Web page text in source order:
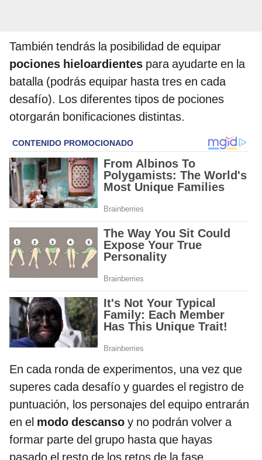
También tendrás la posibilidad de equipar
pociones hieloardientes para ayudarte en la
batalla (podrás equipar hasta tres en cada
desafío). Los diferentes tipos de pociones
otorgarán bonificaciones distintas.
En cada ronda de experimentos, una vez que
superes cada desafío y guardes el registro de
puntuación, los personajes del equipo entrarán
en el modo descanso y no podrán volver a
formar parte del grupo hasta que hayas